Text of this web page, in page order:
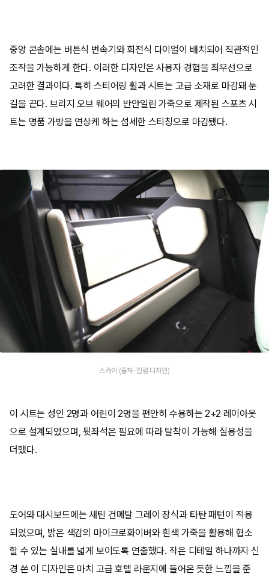
중앙 콘솔에는 버튼식 변속기와 회전식 다이얼이 배치되어 직관적인
조작을 가능하게 한다. 이러한 디자인은 사용자 경험을 최우선으로
고려한 결과이다. 특히 스티어링 휠과 시트는 고급 소재로 마감돼 눈
길을 끈다. 브리지 오브 웨어의 반안일린 가죽으로 제작된 스포츠 시
트는 명품 가방을 연상케 하는 섬세한 스티칭으로 마감됐다.
스카이 (출처-칼럼 디자인)
이 시트는 성인 2명과 어린이 2명을 편안히 수용하는 2+2 레이아웃
으로 설계되었으며, 뒷좌석은 필요에 따라 탈착이 가능해 실용성을
더했다.
도어와 대시보드에는 새틴 건메탈 그레이 장식과 타탄 패턴이 적용
되었으며, 밝은 색감의 마이크로화이버와 흰색 가죽을 활용해 협소
할 수 있는 실내를 넓게 보이도록 연출했다. 작은 디테일 하나까지 신
경 쓴 이 디자인은 마치 고급 호텔 라운지에 들어온 듯한 느낌을 준